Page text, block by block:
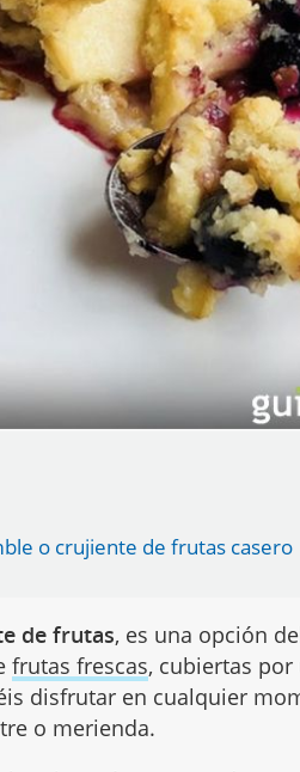
o crujiente de frutas casero
de frutas, es una opción
frutas frescas, cubiertas
disfrutar en cualquier
o merienda.